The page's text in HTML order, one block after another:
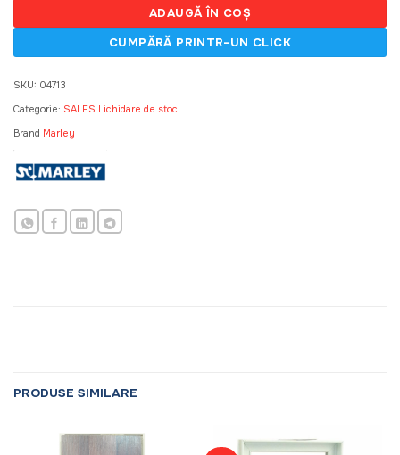
ADAUGĂ ÎN COȘ
SKU: 04713
Categorie: SALES Lichidare de stoc
Brand Marley
PRODUSE SIMILARE